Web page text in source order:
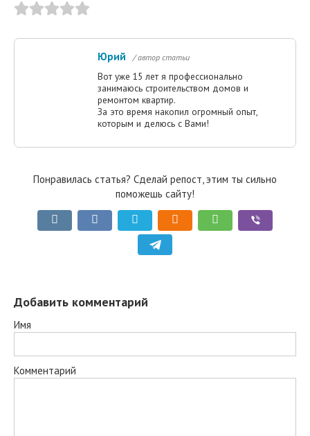
Юрий / автор статьи
Вот уже 15 лет я профессионально
занимаюсь строительством домов и
ремонтом квартир.
За это время накопил огромный опыт,
которым и делюсь с Вами!
Понравилась статья? Сделай репост, этим ты сильно
поможешь сайту!
Добавить комментарий
Имя
Комментарий